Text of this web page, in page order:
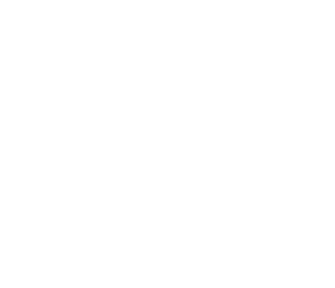
Flandrien 0.0 Classic 2026 op